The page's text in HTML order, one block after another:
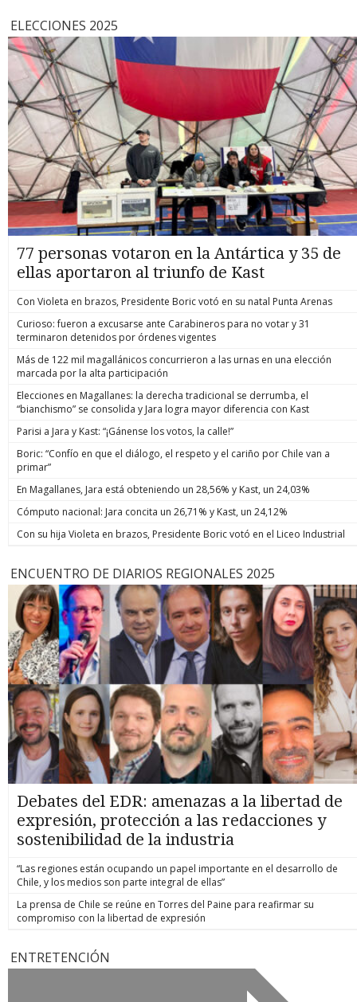
ELECCIONES 2025
77 personas votaron en la Antártica y 35 de
ellas aportaron al triunfo de Kast
Con Violeta en brazos, Presidente Boric votó en su natal Punta Arenas
Curioso: fueron a excusarse ante Carabineros para no votar y 31
terminaron detenidos por órdenes vigentes
Más de 122 mil magallánicos concurrieron a las urnas en una elección
marcada por la alta participación
Elecciones en Magallanes: la derecha tradicional se derrumba, el
“bianchismo” se consolida y Jara logra mayor diferencia con Kast
Parisi a Jara y Kast: “¡Gánense los votos, la calle!”
Boric: “Confío en que el diálogo, el respeto y el cariño por Chile van a
primar”
En Magallanes, Jara está obteniendo un 28,56% y Kast, un 24,03%
Cómputo nacional: Jara concita un 26,71% y Kast, un 24,12%
Con su hija Violeta en brazos, Presidente Boric votó en el Liceo Industrial
ENCUENTRO DE DIARIOS REGIONALES 2025
Debates del EDR: amenazas a la libertad de
expresión, protección a las redacciones y
sostenibilidad de la industria
“Las regiones están ocupando un papel importante en el desarrollo de
Chile, y los medios son parte integral de ellas”
La prensa de Chile se reúne en Torres del Paine para reafirmar su
compromiso con la libertad de expresión
ENTRETENCIÓN